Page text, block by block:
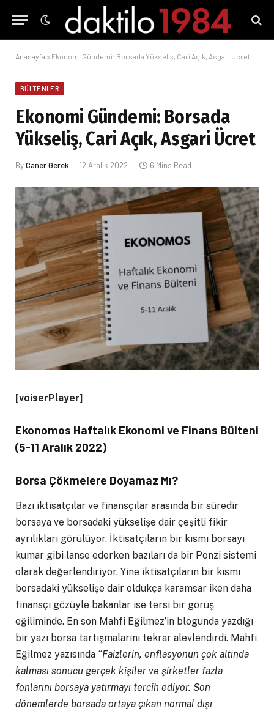
Anasayfa » Ekonomi Gündemi: Borsada Yükseliş, Cari Açık, Asgari Ücret
BÜLTENLER
Ekonomi Gündemi: Borsada
Yükseliş, Cari Açık, Asgari Ücret
ByCaner Gerek 12 Aralık 2022 6 Mins Read
[voiserPlayer]
Ekonomos Haftalık Ekonomi ve Finans Bülteni
(5-11 Aralık 2022)
Borsa Çökmelere Doyamaz Mı?
Bazı iktisatçılar ve finansçılar arasında bir süredir
borsaya ve borsadaki yükselişe dair çeşitli fikir
ayrılıkları görülüyor. İktisatçıların bir kısmı borsayı
kumar gibi lanse ederken bazıları da bir Ponzi sistemi
olarak değerlendiriyor. Yine iktisatçıların bir kısmı
borsadaki yükselişe dair oldukça karamsar iken daha
finansçı gözüyle bakanlar ise tersi bir görüş
eğiliminde. En son Mahfi Eğilmez’in blogunda yazdığı
bir yazı borsa tartışmalarını tekrar alevlendirdi. Mahfi
Eğilmez yazısında “Faizlerin, enflasyonun çok altında
kalması sonucu gerçek kişiler ve şirketler fazla
fonlarını borsaya yatırmayı tercih ediyor. Son
dönemlerde borsada ortaya çıkan normal dışı